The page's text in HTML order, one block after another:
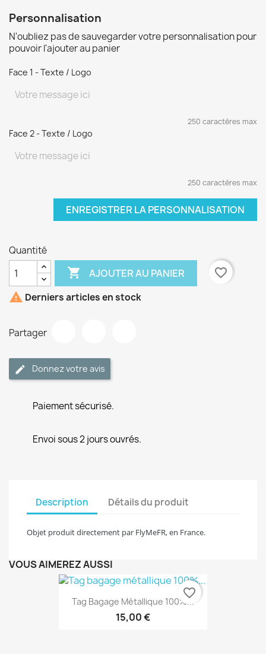
Personnalisation
N'oubliez pas de sauvegarder votre personnalisation pour
pouvoir l'ajouter au panier
Face 1 - Texte / Logo
250 caractères max
Face 2 - Texte / Logo
250 caractères max
ENREGISTRER LA PERSONNALISATION
Quantité
 AJOUTER AU PANIER
favorite_border
 Derniers articles en stock
Partager
Donnez votre avis
Paiement sécurisé.
Envoi sous 2 jours ouvrés.
Description Détails du produit
Objet produit directement par FlyMeFR, en France.
VOUS AIMEREZ AUSSI
Tag Bagage Métallique 100%...
15,00 €
favorite_border